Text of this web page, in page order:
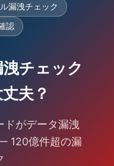
漏洩チェック
認
チェック
夫？
ドがデータ漏洩
120億件超の漏